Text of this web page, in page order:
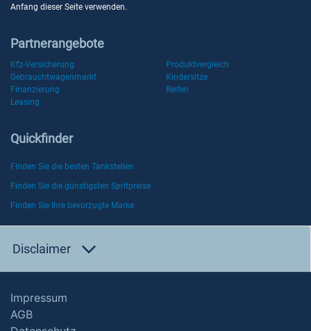
Anfang dieser Seite verwenden.
Partnerangebote
Kfz-Versicherung
Produktvergleich
Gebrauchtwagenmarkt
Kindersitze
Finanzierung
Reifen
Leasing
Quickfinder
Finden Sie die besten Tankstellen
Finden Sie die günstigsten Spritpreise
Finden Sie Ihre bevorzugte Marke
Disclaimer
Impressum
AGB